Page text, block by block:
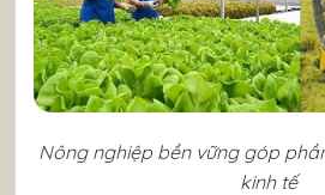
Nông nghiệp bền vững góp
kinh tế